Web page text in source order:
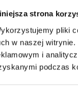
strona
pliki
w naszej
i
podczas
przez akcję
stronie, takiego
rejestracyjnych.